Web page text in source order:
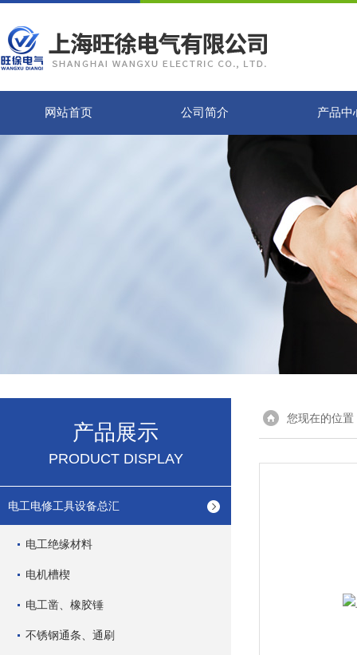
网站首页 公司简介 产品中
产品展示
PRODUCT DISPLAY
电工电修工具设备总汇
电工绝缘材料
电机槽楔
电工凿、橡胶锤
不锈钢通条、通刷
您现在的位置